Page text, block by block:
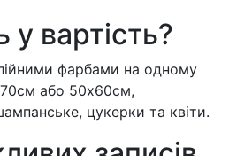
вартість?
фарбами на одному
або 50х60см,
цукерки та квіти.